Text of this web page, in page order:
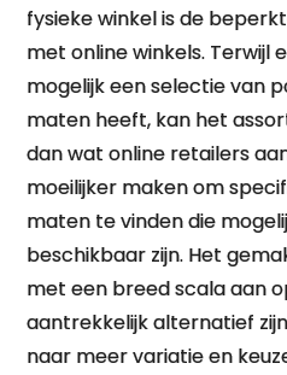
fysieke winkel is de
met online winkels. Terwijl
mogelijk een selectie van
maten heeft, kan het
dan wat online retailers
moeilijker maken om
maten te vinden die
beschikbaar zijn. Het
met een breed scala aan
aantrekkelijk alternatief
naar meer variatie en